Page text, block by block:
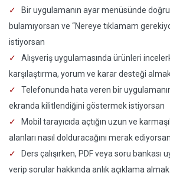
Bir uygulamanın ayar menüsünde
bulamıyorsan ve “Nereye tıklamam
istiyorsan
Alışveriş uygulamasında ürünleri
karşılaştırma, yorum ve karar desteği
Telefonunda hata veren bir
ekranda kilitlendiğini göstermek istiyorsan
Mobil tarayıcıda açtığın uzun ve
alanları nasıl dolduracağını merak ediyorsan
Ders çalışırken, PDF veya soru bankası
verip sorular hakkında anlık açıklama